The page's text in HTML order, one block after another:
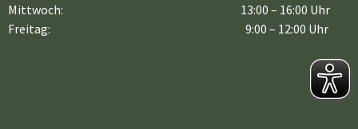
Mittwoch:
Freitag:
13:00 – 16:00 Uhr
9:00 – 12:00 Uhr